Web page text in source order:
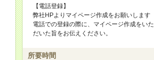
【電話登録】
弊社HPよりマイページ作成をお願いします
電話での登録の際に、マイページ作成をいた
だいた旨をお伝えください。
所要時間